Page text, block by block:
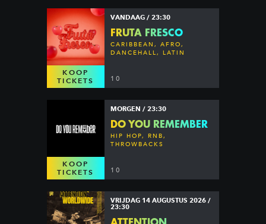
KOOP
TICKETS
VANDAAG / 23:30
FRUTA FRESCO
CARIBBEAN, AFRO,
DANCEHALL, LATIN
10
KOOP
TICKETS
MORGEN / 23:30
DO YOU REMEMBER
HIP HOP, RNB,
THROWBACKS
10
VRIJDAG 14 AUGUSTUS 2026 /
23:30